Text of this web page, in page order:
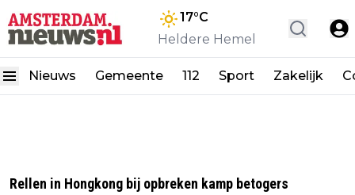
17°C
Heldere Hemel
Nieuws Gemeente 112 Sport Zakelijk
Rellen in Hongkong bij opbreken kamp betogers